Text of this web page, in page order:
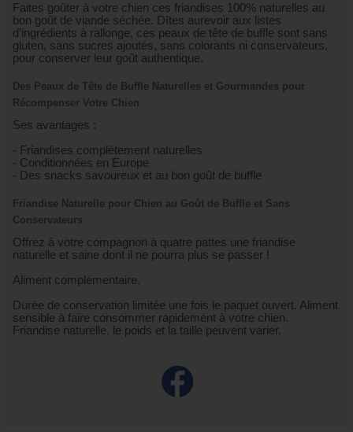
Faites goûter à votre chien ces friandises 100% naturelles au
bon goût de viande séchée. Dîtes aurevoir aux listes
d’ingrédients à rallonge, ces peaux de tête de buffle sont sans
gluten, sans sucres ajoutés, sans colorants ni conservateurs,
pour conserver leur goût authentique.
Des Peaux de Tête de Buffle Naturelles et Gourmandes pour
Récompenser Votre Chien
Ses avantages :
- Friandises complètement naturelles
- Conditionnées en Europe
- Des snacks savoureux et au bon goût de buffle
Friandise Naturelle pour Chien au Goût de Buffle et Sans
Conservateurs
Offrez à votre compagnon à quatre pattes une friandise
naturelle et saine dont il ne pourra plus se passer !
Aliment complémentaire.
Durée de conservation limitée une fois le paquet ouvert. Aliment
sensible à faire consommer rapidement à votre chien.
Friandise naturelle, le poids et la taille peuvent varier.